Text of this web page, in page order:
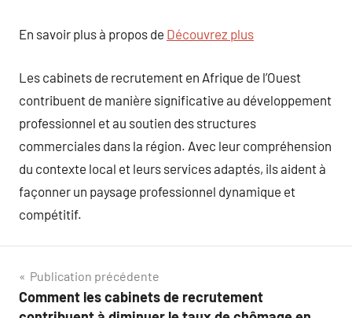
En savoir plus à propos de Découvrez plus
Les cabinets de recrutement en Afrique de l’Ouest
contribuent de manière significative au développement
professionnel et au soutien des structures
commerciales dans la région. Avec leur compréhension
du contexte local et leurs services adaptés, ils aident à
façonner un paysage professionnel dynamique et
compétitif.
Navigation
de
Publication précédente
Comment les cabinets de recrutement